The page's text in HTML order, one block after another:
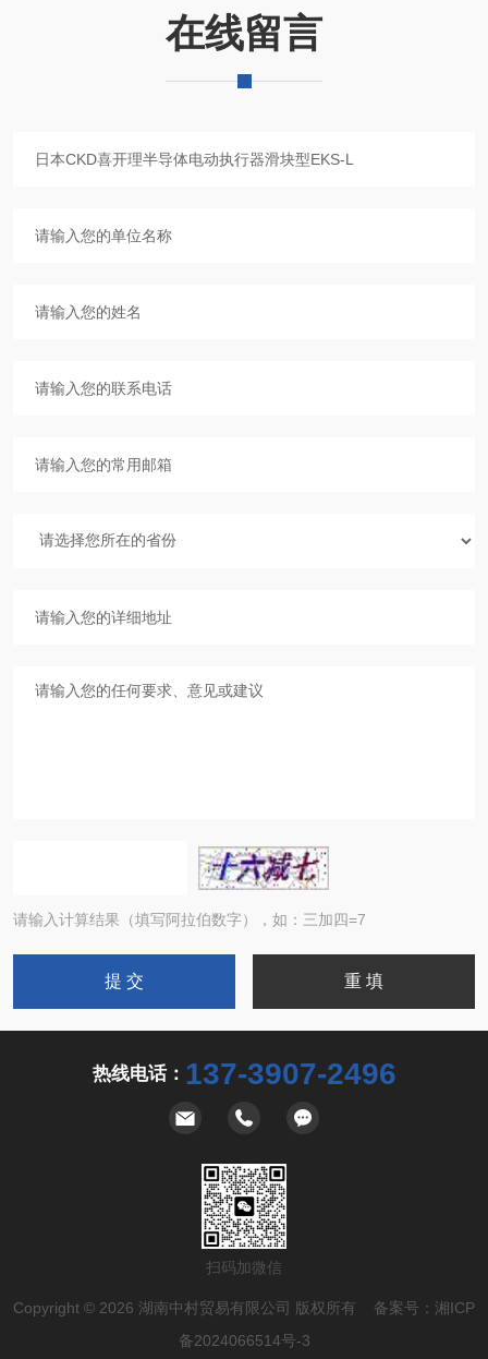
在线留言
请输入计算结果（填写阿拉伯数字），如：三加四=7
热线电话： 137-3907-2496
扫码加微信
Copyright © 2026 湖南中村贸易有限公司 版权所有 备案号： 湘ICP
备2024066514号-3